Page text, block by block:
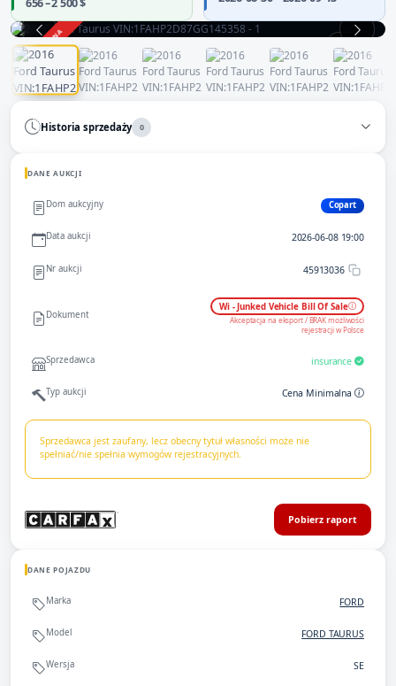
656 – 2 500 $
ZAKOŃCZONA
Historia sprzedaży 0
DANE AUKCJI
Dom aukcyjny Copart
Data aukcji 2026-06-08 19:00
Nr aukcji 45913036
Dokument
Wi - Junked Vehicle Bill Of Sale
Akceptacja na eksport / BRAK możliwości
rejestracji w Polsce
Sprzedawca insurance
Typ aukcji Cena Minimalna
Sprzedawca jest zaufany, lecz obecny tytuł własności może nie
spełniać/nie spełnia wymogów rejestracyjnych.
Pobierz raport
DANE POJAZDU
Marka FORD
Model FORD TAURUS
Wersja SE